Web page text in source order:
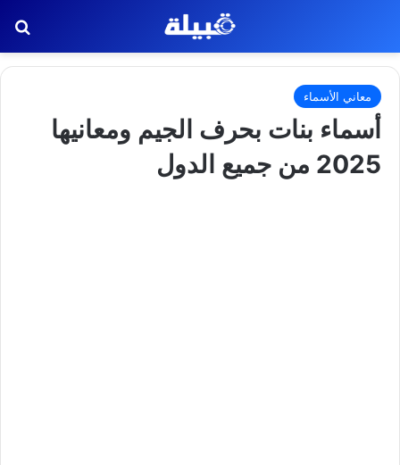
معاني الأسماء
أسماء بنات بحرف الجيم ومعانيها
2025 من جميع الدول